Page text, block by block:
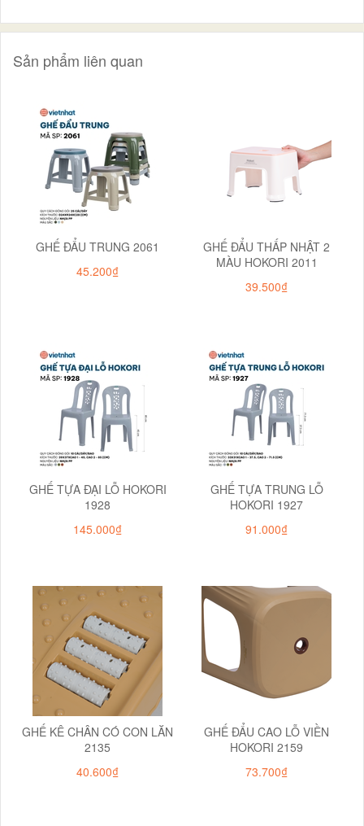
Sản phẩm liên quan
GHẾ ĐẨU TRUNG 2061
45.200₫
GHẾ ĐẨU THẤP NHẬT 2
MÀU HOKORI 2011
39.500₫
GHẾ TỰA ĐẠI LỖ HOKORI
1928
145.000₫
GHẾ TỰA TRUNG LỖ
HOKORI 1927
91.000₫
GHẾ KÊ CHÂN CÓ CON LĂN
2135
40.600₫
GHẾ ĐẨU CAO LỖ VIỀN
HOKORI 2159
73.700₫